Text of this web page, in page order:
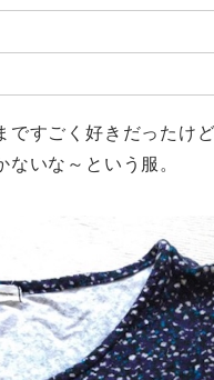
ですごく好きだったけ
ないな～という服。